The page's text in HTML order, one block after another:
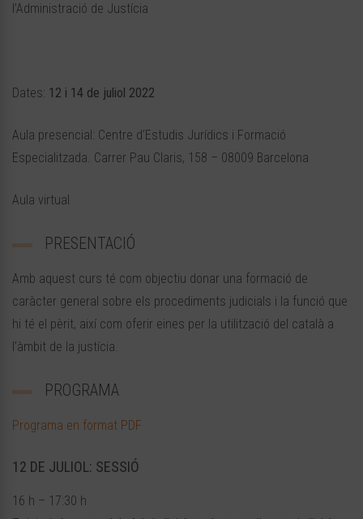
l’Administració de Justícia
Dates: 12 i 14 de juliol 2022
Aula presencial: Centre d’Estudis Jurídics i Formació
Especialitzada. Carrer Pau Claris, 158 – 08009 Barcelona
Aula virtual
PRESENTACIÓ
Amb aquest curs té com objectiu donar una formació de
caràcter general sobre els procediments judicials i la funció que
hi té el pèrit, així com oferir eines per la utilització del català a
l’àmbit de la justícia.
PROGRAMA
Programa en format PDF
12 DE JULIOL: SESSIÓ
16 h – 17:30 h